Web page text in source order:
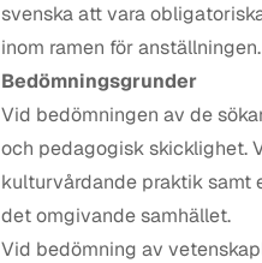
svenska att vara
inom ramen för anställningen.
Bedömningsgrunder
Vid bedömningen av de
och pedagogisk skicklighet.
kulturvårdande praktik samt
det omgivande samhället.
Vid bedömning av